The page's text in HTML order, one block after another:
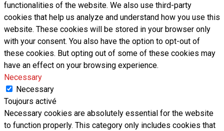
functionalities of the website. We also use third-party
cookies that help us analyze and understand how you use this
website. These cookies will be stored in your browser only
with your consent. You also have the option to opt-out of
these cookies. But opting out of some of these cookies may
have an effect on your browsing experience.
Necessary
Necessary
Toujours activé
Necessary cookies are absolutely essential for the website
to function properly. This category only includes cookies that